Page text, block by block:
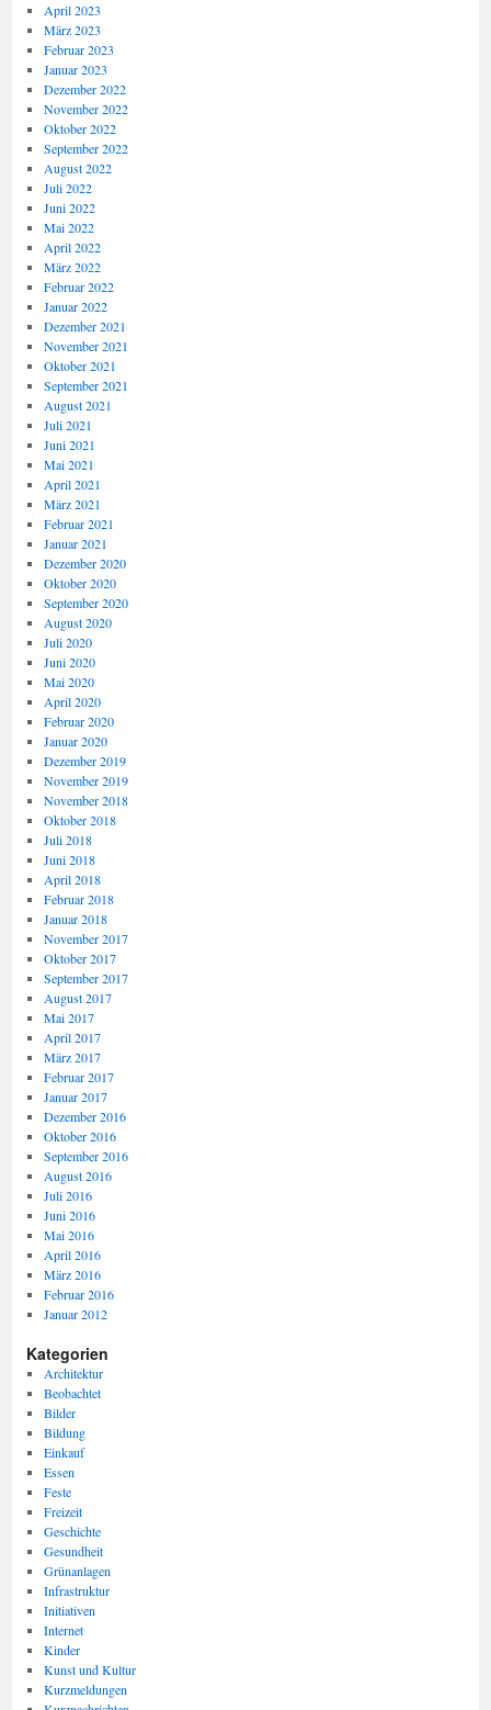
April 2023
März 2023
Februar 2023
Januar 2023
Dezember 2022
November 2022
Oktober 2022
September 2022
August 2022
Juli 2022
Juni 2022
Mai 2022
April 2022
März 2022
Februar 2022
Januar 2022
Dezember 2021
November 2021
Oktober 2021
September 2021
August 2021
Juli 2021
Juni 2021
Mai 2021
April 2021
März 2021
Februar 2021
Januar 2021
Dezember 2020
Oktober 2020
September 2020
August 2020
Juli 2020
Juni 2020
Mai 2020
April 2020
Februar 2020
Januar 2020
Dezember 2019
November 2019
November 2018
Oktober 2018
Juli 2018
Juni 2018
April 2018
Februar 2018
Januar 2018
November 2017
Oktober 2017
September 2017
August 2017
Mai 2017
April 2017
März 2017
Februar 2017
Januar 2017
Dezember 2016
Oktober 2016
September 2016
August 2016
Juli 2016
Juni 2016
Mai 2016
April 2016
März 2016
Februar 2016
Januar 2012
Kategorien
Architektur
Beobachtet
Bilder
Bildung
Einkauf
Essen
Feste
Freizeit
Geschichte
Gesundheit
Grünanlagen
Infrastruktur
Initiativen
Internet
Kinder
Kunst und Kultur
Kurzmeldungen